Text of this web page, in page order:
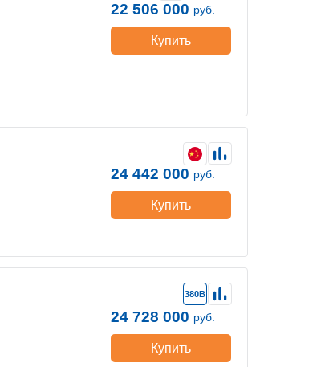
22 506 000 руб.
Купить
24 442 000 руб.
Купить
380В
24 728 000 руб.
Купить